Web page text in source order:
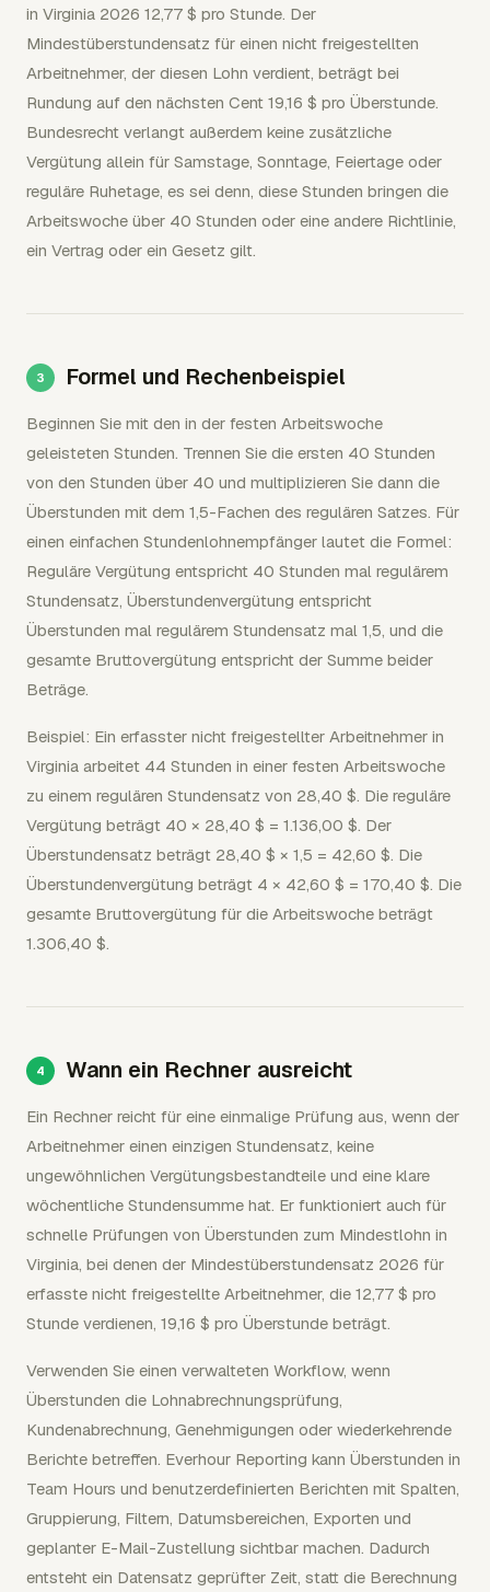
in Virginia 2026 12,77 $ pro Stunde. Der
Mindestüberstundensatz für einen nicht freigestellten
Arbeitnehmer, der diesen Lohn verdient, beträgt bei
Rundung auf den nächsten Cent 19,16 $ pro Überstunde.
Bundesrecht verlangt außerdem keine zusätzliche
Vergütung allein für Samstage, Sonntage, Feiertage oder
reguläre Ruhetage, es sei denn, diese Stunden bringen die
Arbeitswoche über 40 Stunden oder eine andere Richtlinie,
ein Vertrag oder ein Gesetz gilt.
Formel und Rechenbeispiel
Beginnen Sie mit den in der festen Arbeitswoche
geleisteten Stunden. Trennen Sie die ersten 40 Stunden
von den Stunden über 40 und multiplizieren Sie dann die
Überstunden mit dem 1,5-Fachen des regulären Satzes. Für
einen einfachen Stundenlohnempfänger lautet die Formel:
Reguläre Vergütung entspricht 40 Stunden mal regulärem
Stundensatz, Überstundenvergütung entspricht
Überstunden mal regulärem Stundensatz mal 1,5, und die
gesamte Bruttovergütung entspricht der Summe beider
Beträge.
Beispiel: Ein erfasster nicht freigestellter Arbeitnehmer in
Virginia arbeitet 44 Stunden in einer festen Arbeitswoche
zu einem regulären Stundensatz von 28,40 $. Die reguläre
Vergütung beträgt 40 × 28,40 $ = 1.136,00 $. Der
Überstundensatz beträgt 28,40 $ × 1,5 = 42,60 $. Die
Überstundenvergütung beträgt 4 × 42,60 $ = 170,40 $. Die
gesamte Bruttovergütung für die Arbeitswoche beträgt
1.306,40 $.
Wann ein Rechner ausreicht
Ein Rechner reicht für eine einmalige Prüfung aus, wenn der
Arbeitnehmer einen einzigen Stundensatz, keine
ungewöhnlichen Vergütungsbestandteile und eine klare
wöchentliche Stundensumme hat. Er funktioniert auch für
schnelle Prüfungen von Überstunden zum Mindestlohn in
Virginia, bei denen der Mindestüberstundensatz 2026 für
erfasste nicht freigestellte Arbeitnehmer, die 12,77 $ pro
Stunde verdienen, 19,16 $ pro Überstunde beträgt.
Verwenden Sie einen verwalteten Workflow, wenn
Überstunden die Lohnabrechnungsprüfung,
Kundenabrechnung, Genehmigungen oder wiederkehrende
Berichte betreffen. Everhour Reporting kann Überstunden in
Team Hours und benutzerdefinierten Berichten mit Spalten,
Gruppierung, Filtern, Datumsbereichen, Exporten und
geplanter E-Mail-Zustellung sichtbar machen. Dadurch
entsteht ein Datensatz geprüfter Zeit, statt die Berechnung